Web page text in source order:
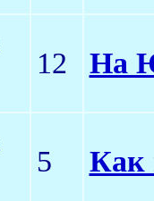
12 На
5 Как